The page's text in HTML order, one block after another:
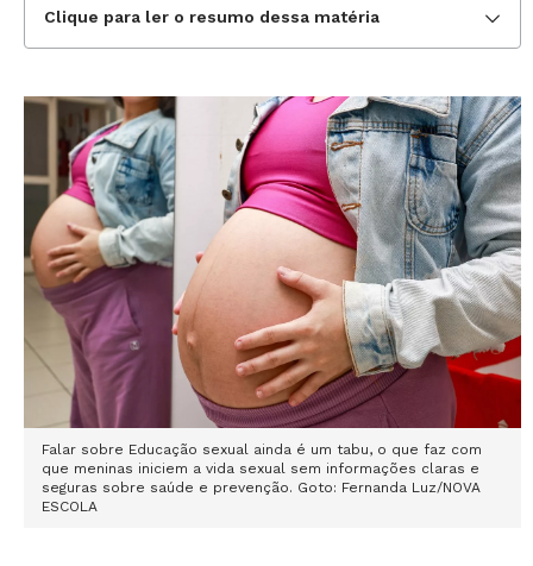
Clique para ler o resumo dessa matéria
Falar sobre Educação sexual ainda é um tabu, o que faz com
que meninas iniciem a vida sexual sem informações claras e
seguras sobre saúde e prevenção. Goto: Fernanda Luz/NOVA
ESCOLA